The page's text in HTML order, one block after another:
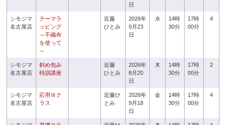
日
シモジマ
名古屋店
テーマラ
ッピング
～不織布
を使って
～
近藤
ひとみ
2026年
9月23
日
水
14時
30分
17時
00分
4
シモジマ
名古屋店
斜め包み
特訓講座
近藤
ひとみ
2026年
8月20
日
木
14時
30分
17時
00分
2
シモジマ
名古屋店
応用Ⅲク
ラス
近藤ひ
とみ
2026年
9月18
日
金
14時
30分
17時
00分
4